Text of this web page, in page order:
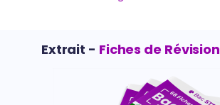
Extrait - Fiches de Révision